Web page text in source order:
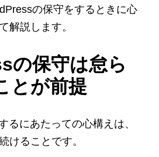
の保守をするときに心
解説します。
の保守は怠ら
とが前提
るにあたっての心構えは、
けることです。